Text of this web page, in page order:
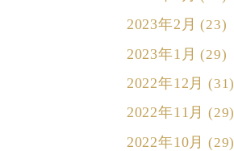
2023年2月 (23)
2023年1月 (29)
2022年12月 (31)
2022年11月 (29)
2022年10月 (29)